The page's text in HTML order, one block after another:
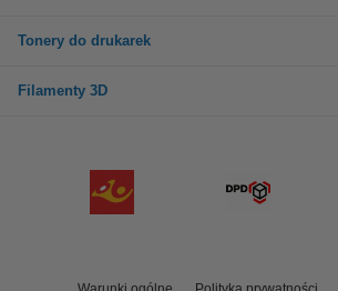
Tonery do drukarek
Filamenty 3D